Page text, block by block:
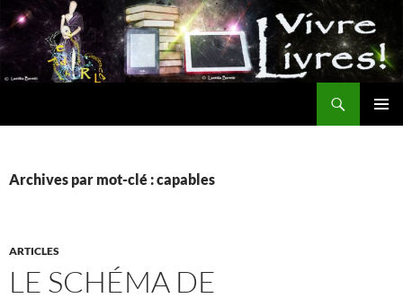
Aller
au
contenu
Archives par mot-clé : capables
ARTICLES
LE SCHÉMA DE